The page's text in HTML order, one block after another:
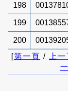
198
199
200
[第一頁 / 上